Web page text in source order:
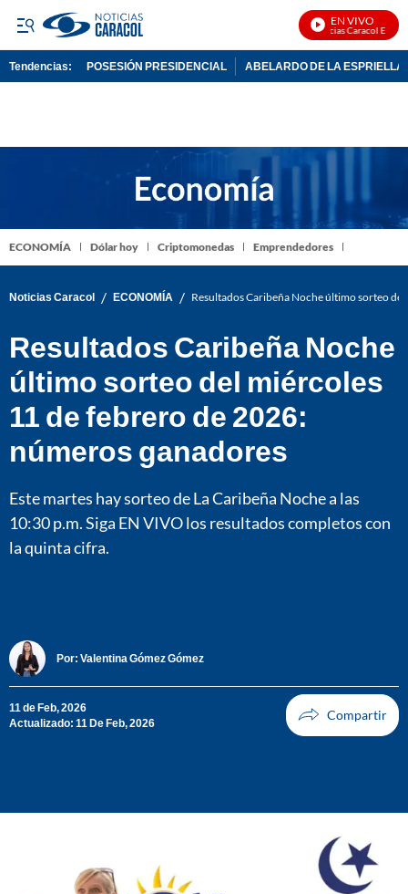
EN VIVO
Noticias Caracol En Vivo
Tendencias: POSESIÓN PRESIDENCIAL ABELARDO DE LA ESPRIELLA
ECONOMÍA Dólar hoy Criptomonedas Emprendedores
Noticias Caracol / ECONOMÍA / Resultados Caribeña Noche último sorteo
Resultados Caribeña Noche
último sorteo del miércoles
11 de febrero de 2026:
números ganadores
Este martes hay sorteo de La Caribeña Noche a las
10:30 p.m. Siga EN VIVO los resultados completos con
la quinta cifra.
Por: Valentina Gómez Gómez
11 de Feb, 2026
Actualizado: 11 De Feb, 2026